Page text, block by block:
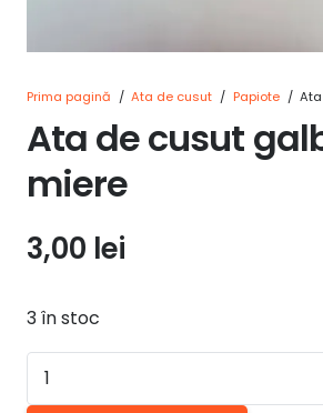
Prima pagină / Ata de cusut / Papiote /
Ata de cusut
miere
3,00 lei
3 în stoc
Cantitate
Ata